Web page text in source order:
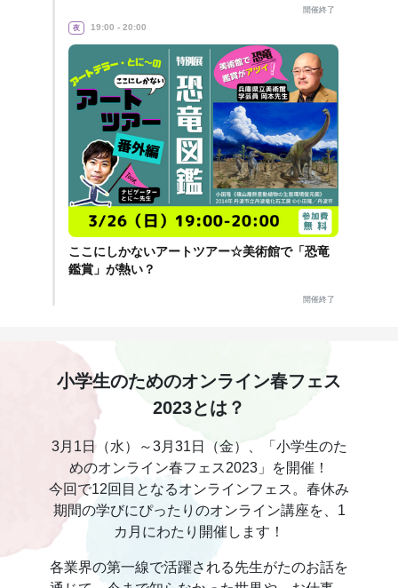
開催終了
夜 19:00 - 20:00
ここにしかないアートツアー☆美術館で「恐竜
鑑賞」が熱い？
開催終了
小学生のためのオンライン春フェス
2023とは？
3月1日（水）～3月31日（金）、「小学生のた
めのオンライン春フェス2023」を開催！
今回で12回目となるオンラインフェス。春休み
期間の学びにぴったりのオンライン講座を、1
カ月にわたり開催します！
各業界の第一線で活躍される先生がたのお話を